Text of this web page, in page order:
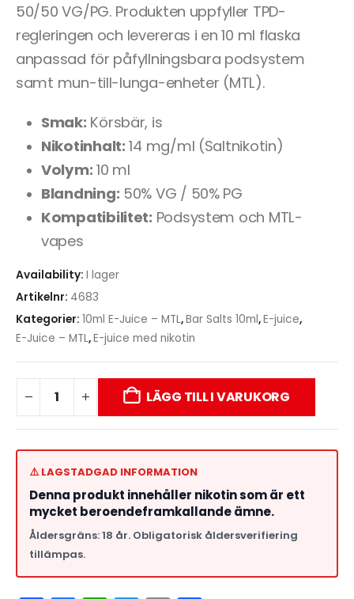
50/50 VG/PG. Produkten uppfyller TPD-
regleringen och levereras i en 10 ml flaska
anpassad för påfyllningsbara podsystem
samt mun-till-lunga-enheter (MTL).
Smak: Körsbär, is
Nikotinhalt: 14 mg/ml (Saltnikotin)
Volym: 10 ml
Blandning: 50% VG / 50% PG
Kompatibilitet: Podsystem och MTL-
vapes
Availability: I lager
Artikelnr: 4683
Kategorier: 10ml E-Juice – MTL,Bar Salts 10ml,E-juice,
E-Juice – MTL,E-juice med nikotin
LÄGG TILL I VARUKORG
⚠️ LAGSTADGAD INFORMATION
Denna produkt innehåller nikotin som är ett
mycket beroendeframkallande ämne.
Åldersgräns: 18 år. Obligatorisk åldersverifiering
tillämpas.